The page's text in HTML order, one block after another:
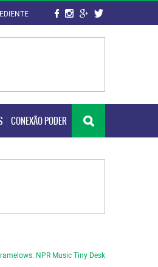
CONEXÃO PODER
CONEXÃO PODER
NPR Music Tiny Desk